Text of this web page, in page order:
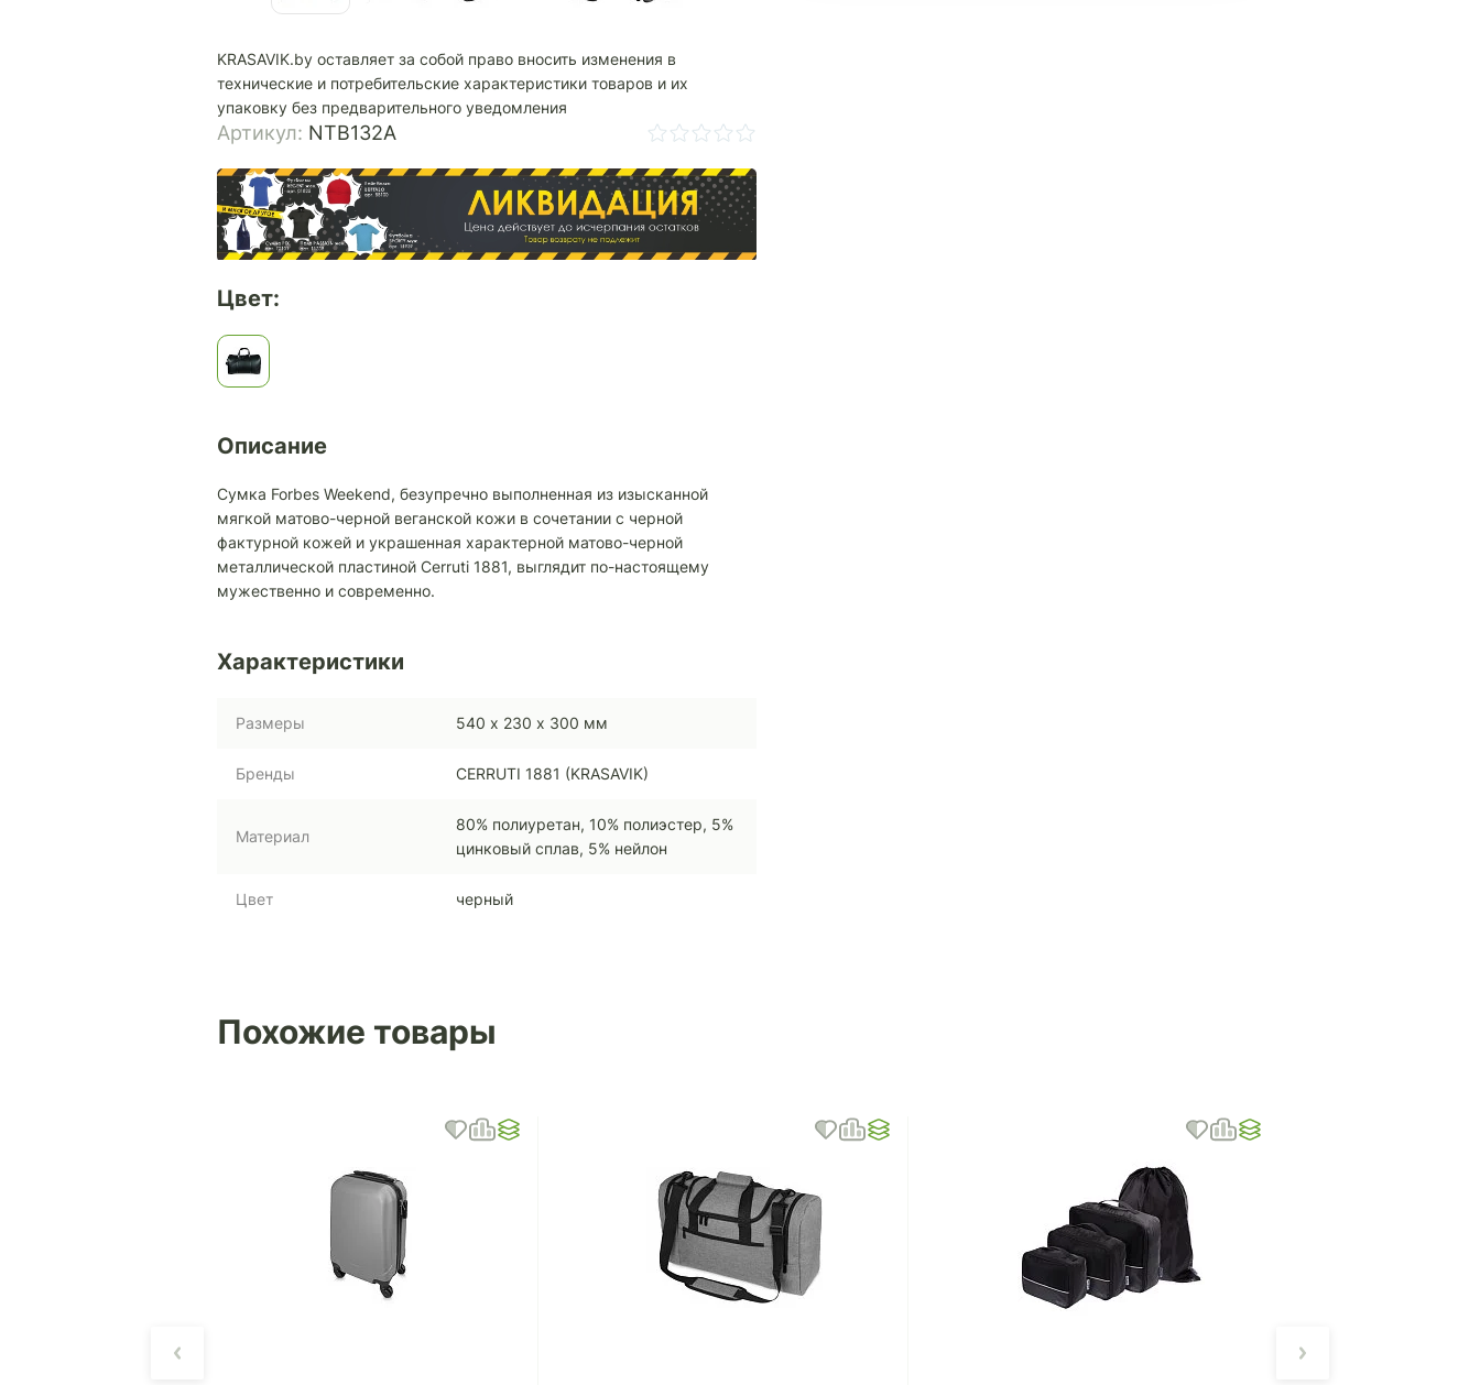
KRASAVIK.by оставляет за собой право вносить изменения в
технические и потребительские характеристики товаров и их
упаковку без предварительного уведомления
Артикул: NTB132A
Цвет:
Описание
Сумка Forbes Weekend, безупречно выполненная из изысканной
мягкой матово-черной веганской кожи в сочетании с черной
фактурной кожей и украшенная характерной матово-черной
металлической пластиной Cerruti 1881, выглядит по-настоящему
мужественно и современно.
Характеристики
Размеры 540 х 230 х 300 мм
Бренды CERRUTI 1881 (KRASAVIK)
Материал
80% полиуретан, 10% полиэстер, 5%
цинковый сплав, 5% нейлон
Цвет черный
Похожие товары